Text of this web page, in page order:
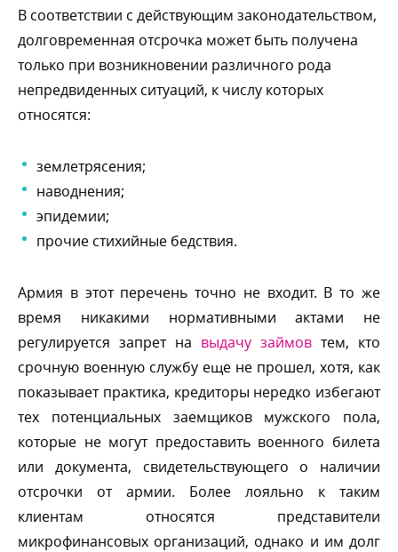
соответствии с действующим законодательством,
долговременная отсрочка может быть получена
только при возникновении различного рода
непредвиденных ситуаций, к числу которых
относятся:
землетрясения;
наводнения;
эпидемии;
прочие стихийные бедствия.
Армия в этот перечень точно не входит. В то же
ремя никакими нормативными актами не
регулируется запрет на ыдачу займо тем, кто
срочную военную службу еще не прошел, хотя, как
показывает практика, кредиторы нередко избегают
тех потенциальных заемщиков мужского пола,
которые не могут предоставить военного билета
или документа, свидетельствующего о наличии
отсрочки от армии. Более лояльно к таким
клиентам относятся представители
микрофинансовых организаций, однако и им дол